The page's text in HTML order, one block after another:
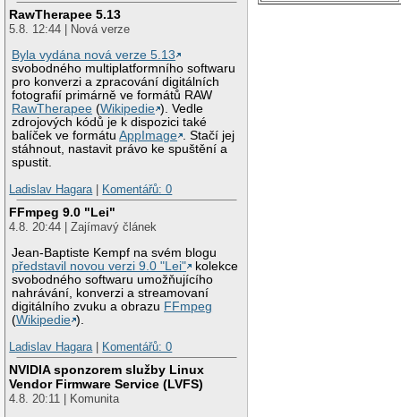
RawTherapee 5.13
5.8. 12:44 | Nová verze
Byla vydána nová verze 5.13
svobodného multiplatformního softwaru
pro konverzi a zpracování digitálních
fotografií primárně ve formátů RAW
RawTherapee (Wikipedie ). Vedle
zdrojových kódů je k dispozici také
balíček ve formátuAppImage . Stačí jej
stáhnout, nastavit právo ke spuštění a
spustit.
Ladislav Hagara
Komentářů: 0
FFmpeg 9.0 "Lei"
4.8. 20:44 | Zajímavý článek
Jean-Baptiste Kempf na svém blogu
představil novou verzi 9.0 "Lei"
kolekce
svobodného softwaru umožňujícího
nahrávání, konverzi a streamovaní
digitálního zvuku a obrazu FFmpeg
(Wikipedie ).
Ladislav Hagara
Komentářů: 0
NVIDIA sponzorem služby Linux
Vendor Firmware Service (LVFS)
4.8. 20:11 | Komunita